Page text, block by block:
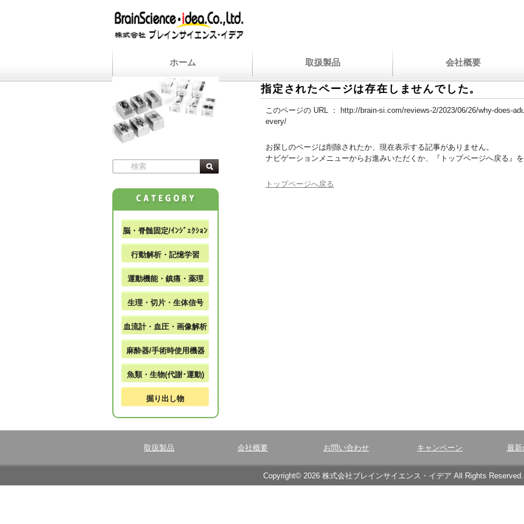
ホーム 取扱製品 会社概要
指定されたページは存在しませんでした。
このページの URL ：
http://brain-si.com/reviews-2/2023/06/26/why-does-
every/
お探しのページは削除されたか、現在表示する記事がありません。
ナビゲーションメニューからお進みいただくか、『トップページへ戻る』を
トップページへ戻る
脳・脊髄固定/ｲﾝｼﾞｪｸｼｮﾝ
行動解析・記憶学習
運動機能・鎮痛・薬理
生理・切片・生体信号
血流計・血圧・画像解析
麻酔器/手術時使用機器
魚類・生物(代謝･運動)
掘り出し物
取扱製品 会社概要 お問い合わせ キャンペーン 最新
Copyright© 2026 株式会社ブレインサイエンス・イデア All Rights Reserved.